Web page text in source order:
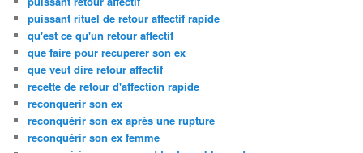
puissant rituel de retour affectif rapide
qu'est ce qu'un retour affectif
que faire pour recuperer son ex
que veut dire retour affectif
recette de retour d'affection rapide
reconquerir son ex
reconquérir son ex après une rupture
reconquérir son ex femme